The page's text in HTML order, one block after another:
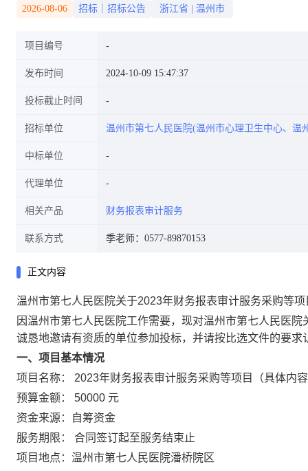
2026-08-06 招标｜招标公告 浙江省 温州市
项目编号
发布时间 2024-10-09 15:47:37
投标截止时间
招标单位 温州市第七人民医院(温州市心理卫生中心、温
中标单位
代理单位
相关产品 财务报表审计服务
联系方式 季老师：0577-89870153
正文内容
温州市第七人民医院关于2023年财务报表审计服务采购等
因温州市第七人民医院工作需要，现对温州市第七人民医院
诚恳地邀请有资质的单位参加投标，并请按比选文件的要求
一、项目基本情况
项目名称： 2023年财务报表审计服务采购等项目（具体内
预算金额： 50000 元
资金来源：自筹资金
服务期限： 合同签订起至服务结束止
项目地点：温州市第七人民医院潘桥院区